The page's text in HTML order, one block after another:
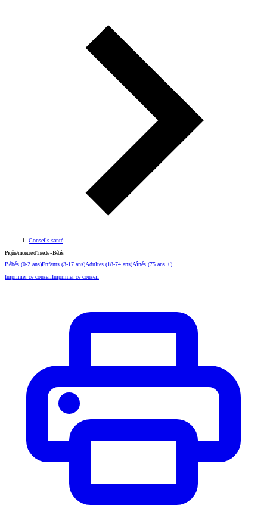
Conseils santé
Piqûre/morsure d’insecte - Bébés
Bébés (0-2 ans)Enfants (3-17 ans)Adultes (18-74 ans)Aînés (75 ans +)
Imprimer ce conseilImprimer ce conseil